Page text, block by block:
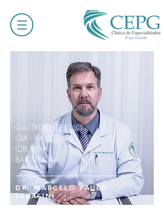
GASTROENTEROLO
GIA - 84.322
CIRURGIA
BARIÁTRICA
DR. MARCELO PAULO
SERAFINI